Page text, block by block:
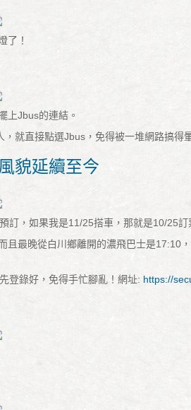
了！
上Jbus的連結。
就直接點選Jbus，免得被一堆網路搞得
貌延續至今
訂，如果我是11/25搭車，那就是10/25訂
最晚從白川鄉離開的濃飛巴士是17:10
登錄好，免得手忙腳亂！網址: https://